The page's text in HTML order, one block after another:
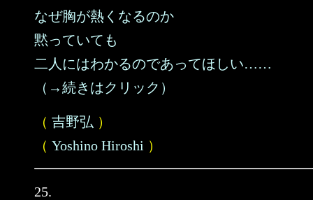
なぜ胸が熱くなるのか
黙っていても
二人にはわかるのであってほしい……
（→続きはクリック）
（ 吉野弘 ）
（ Yoshino Hiroshi ）
25.